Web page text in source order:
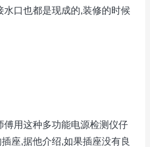
口也都是现成的,装修的时候
用这种多功能电源检测仪仔
座,据他介绍,如果插座没有良